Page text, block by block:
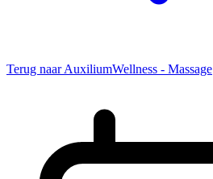
Terug naar AuxiliumWellness - Massage